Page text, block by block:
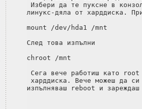
Избери да те пуксне в
линукс-дяла от харддиска.
mount /dev/hda1 /mnt
След това изпълни
chroot /mnt
Сега вече работиш като
харддиска. Вече можеш да
изпълняваш reboot и